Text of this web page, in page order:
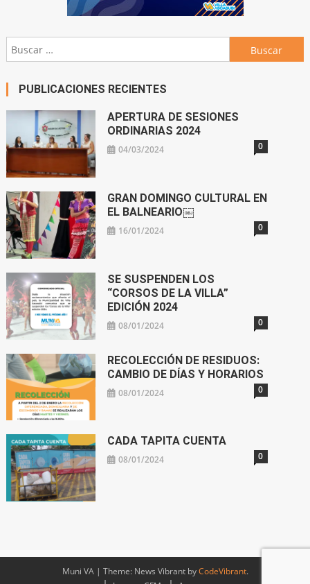
Buscar:
PUBLICACIONES RECIENTES
APERTURA DE SESIONES
ORDINARIAS 2024
04/03/2024 0
GRAN DOMINGO CULTURAL EN
EL BALNEARIO￼
16/01/2024 0
SE SUSPENDEN LOS
“CORSOS DE LA VILLA”
EDICIÓN 2024
08/01/2024 0
RECOLECCIÓN DE RESIDUOS:
CAMBIO DE DÍAS Y HORARIOS
08/01/2024 0
CADA TAPITA CUENTA
08/01/2024 0
Muni VA | Theme: News Vibrant byCodeVibrant.